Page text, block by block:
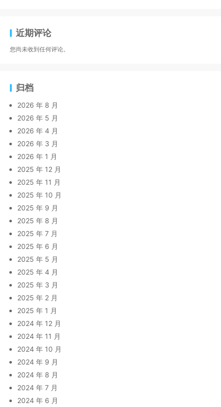
近期评论
您尚未收到任何评论。
归档
2026 年 8 月
2026 年 5 月
2026 年 4 月
2026 年 3 月
2026 年 1 月
2025 年 12 月
2025 年 11 月
2025 年 10 月
2025 年 9 月
2025 年 8 月
2025 年 7 月
2025 年 6 月
2025 年 5 月
2025 年 4 月
2025 年 3 月
2025 年 2 月
2025 年 1 月
2024 年 12 月
2024 年 11 月
2024 年 10 月
2024 年 9 月
2024 年 8 月
2024 年 7 月
2024 年 6 月